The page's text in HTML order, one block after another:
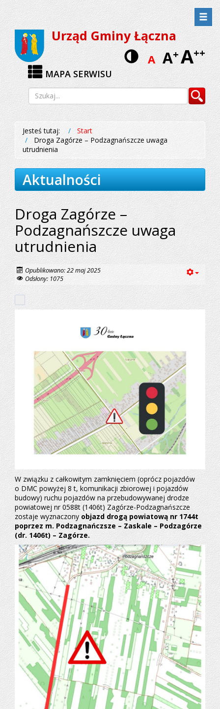
Przejdź
do
menu
Przejdź
do
treści
Urząd Gminy Łączna
A A+A++
Wersja
MAPA SERWISU
Wyszukiwarka Szukaj
Jesteś tutaj:
Start
Droga Zagórze – Podzagnańszcze uwaga
utrudnienia
Aktualności
Droga Zagórze –
Podzagnańszcze uwaga
utrudnienia
Opublikowano: 22 maj 2025
Odsłony: 1075
W związku z całkowitym zamknięciem (oprócz pojazdów
o DMC powyżej 8 t, komunikacji zbiorowej i pojazdów
budowy) ruchu pojazdów na przebudowywanej drodze
powiatowej nr 0588t (1406t) Zagórze-Podzagnańszcze
zostaje wyznaczony objazd drogą powiatową nr 1744t
poprzez m. Podzagnańczsze – Zaskale – Podzagórze
(dr. 1406t) – Zagórze.